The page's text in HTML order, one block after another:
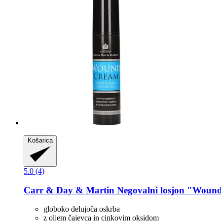
Košarica
5.0 (4)
Carr & Day & Martin Negovalni losjon
globoko delujoča oskrba
z oljem čajevca in cinkovim oksidom